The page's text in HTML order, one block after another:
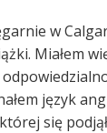
w
Miałem
język
się